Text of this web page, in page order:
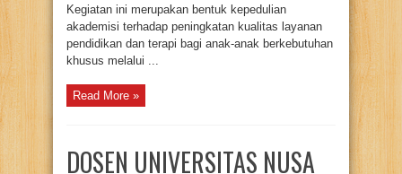
Kegiatan ini merupakan bentuk kepedulian
akademisi terhadap peningkatan kualitas layanan
pendidikan dan terapi bagi anak-anak berkebutuhan
khusus melalui ...
Read More »
DOSEN UNIVERSITAS NUSA